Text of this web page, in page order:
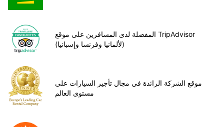
المفضلة لدى المسافرين على موقع TripAdvisor
(لألمانيا وفرنسا وإسبانيا)
موقع الشركة الرائدة في مجال تأجير السيارات على
مستوى العالم